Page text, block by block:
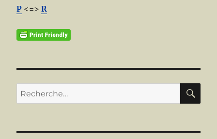
P <=>R
Recherche
pour :